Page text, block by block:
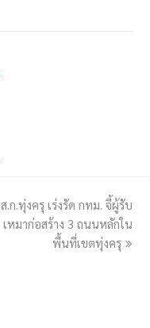
next
post:
ส.ก.ทุ่งครุ เร่งรัด กทม. จี้ผู้รับ
เหมาก่อสร้าง 3 ถนนหลักใน
พื้นที่เขตทุ่งครุ